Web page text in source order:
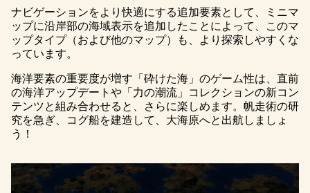
ナビゲーションをより快適にする追加要素として、ミニマ
ップに沿岸部の海域表示を追加したことによって、このマ
ップタイプ（および他のマップ）も、より探索しやすくな
っています。
海洋要素の重要度が増す「砕けた海」のゲーム性は、直前
の海洋アップデートや「力の潮流」コレクションの新コン
テンツと組み合わせると、さらに楽しめます。帆走術の研
究を急ぎ、コグ船を建造して、大海原へと出航しましょ
う！